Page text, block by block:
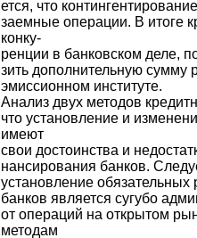
ется, что
заемные операции. В итоге
конку-
ренции в банковском деле,
зить дополнительную сумму
эмиссионном институте.
Анализ двух методов
что установление и
имеют
свои достоинства и
нансирования банков.
установление обязательных
банков является сугубо
от операций на открытом
методам